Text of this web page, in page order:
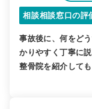
相談相談窓口の評
事故後に、何をど
かりやすく丁寧に
整骨院を紹介して